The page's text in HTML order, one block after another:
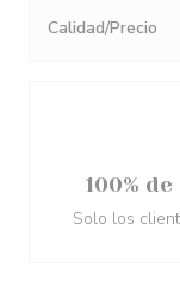
Calidad/Precio
100%
Solo los